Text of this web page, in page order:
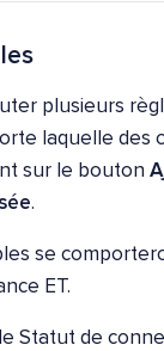
plusieurs
laquelle des
sur le bouton
.
se
ET.
Statut de